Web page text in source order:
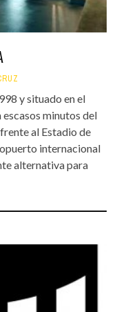
y situado en el
escasos minutos del
al Estadio de
internacional
alternativa para